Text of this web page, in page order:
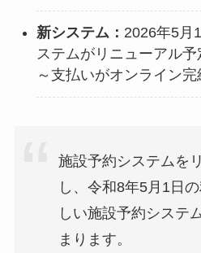
新システム： 2026年5月
ステムがリニューアル
～支払いがオンライン完
施設予約システムを
し、令和8年5月1日
しい施設予約システ
まります。